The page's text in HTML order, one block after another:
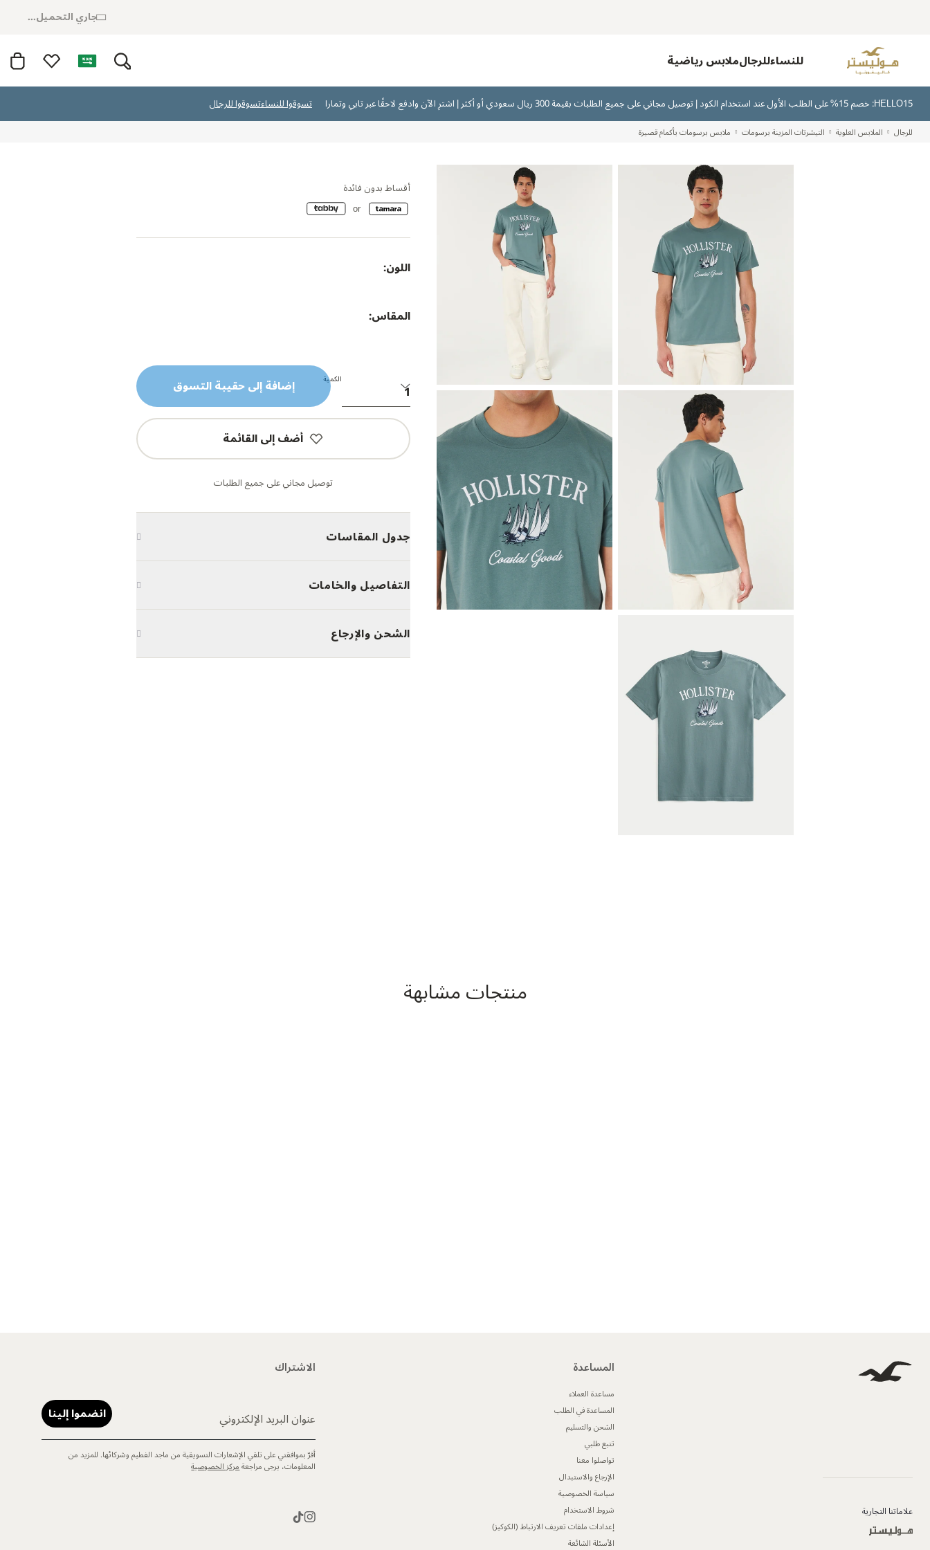
جاري التحميل...
للنساءللرجالملابس رياضية
HELLO15: خصم 15% على الطلب الأول عند استخدام الكود | توصيل مجاني على جميع الطلبات بقيمة 300 ريال سعودي أو أكثر | اشترِ الآن وادفع لاحقًا عبر تابي وتمارا تسوقوا للنساءتسوقوا للرجال
للرجال الملابس العلوية التيشرتات المزينة برسومات ملابس برسومات بأكمام قصيرة
أقساط بدون فائدة
اللون:
المقاس:
الكمية إضافة إلى حقيبة التسوق
أضف إلى القائمة
توصيل مجاني على جميع الطلبات
جدول المقاسات
التفاصيل والخامات
الشحن والإرجاع
منتجات مشابهة
علاماتنا التجارية
المساعدة
مساعدة العملاء
المساعدة في الطلب
الشحن والتسليم
تتبع طلبي
تواصلوا معنا
الإرجاع والاستبدال
سياسة الخصوصية
شروط الاستخدام
إعدادات ملفات تعريف الارتباط (الكوكيز)
الأسئلة الشائعة
الاشتراك
عنوان البريد الإلكتروني انضموا إلينا
أقرّ بموافقتي على تلقي الإشعارات التسويقية من ماجد الفطيم وشركائها. للمزيد من
المعلومات، يرجى مراجعةمركز الخصوصية